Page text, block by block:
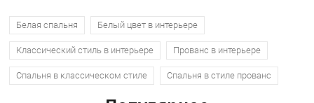
Белая спальня Белый цвет в интерьере
Классический стиль в интерьере Прованс в интерьере
Спальня в классическом стиле Спальня в стиле прованс